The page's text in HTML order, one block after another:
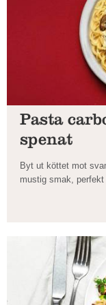
Pasta
spenat
Byt ut köttet mot
mustig smak,